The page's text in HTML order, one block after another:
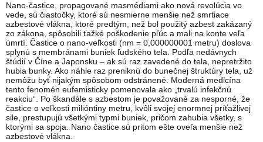
Nano-častice, propagované masmédiami ako nová revolúcia vo
vede, sú čiastočky, ktoré sú nesmierne menšie než smrtiace
azbestové vlákna, ktoré predtým, než bol použitý azbest zakázaný
zo zákona, spôsobili ťažké poškodenie pľúc a mali na konte veľa
úmrtí. Častice o nano-veľkosti (nm = 0,000000001 metru) doslova
splynú s membránami buniek ľudského tela. Podľa nedávnych
štúdií v Číne a Japonsku – ak sú raz zavedené do tela, nepretržito
hubia bunky. Ako náhle raz preniknú do bunečnej štruktúry tela, už
nemôžu byť nijakým spôsobom odstránené. Moderná medicína
tento fenomén eufemisticky pomenovala ako „trvalú infekčnú
reakciu“. Po škandále s azbestom je považované za nesporné, že
častice o veľkosti milióntiny metru, kvôli svojej enormnej príťažlivej
sile, prestupujú všetkými typmi buniek, pričom zahubia všetky, s
ktorými sa spoja. Nano častice sú pritom ešte oveľa menšie než
azbestové vlákna.